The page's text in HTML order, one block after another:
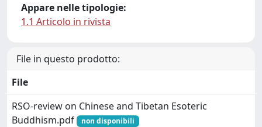
Appare nelle tipologie:
1.1 Articolo in rivista
File in questo prodotto:
File
RSO-review on Chinese and Tibetan Esoteric
Buddhism.pdf
non disponibili